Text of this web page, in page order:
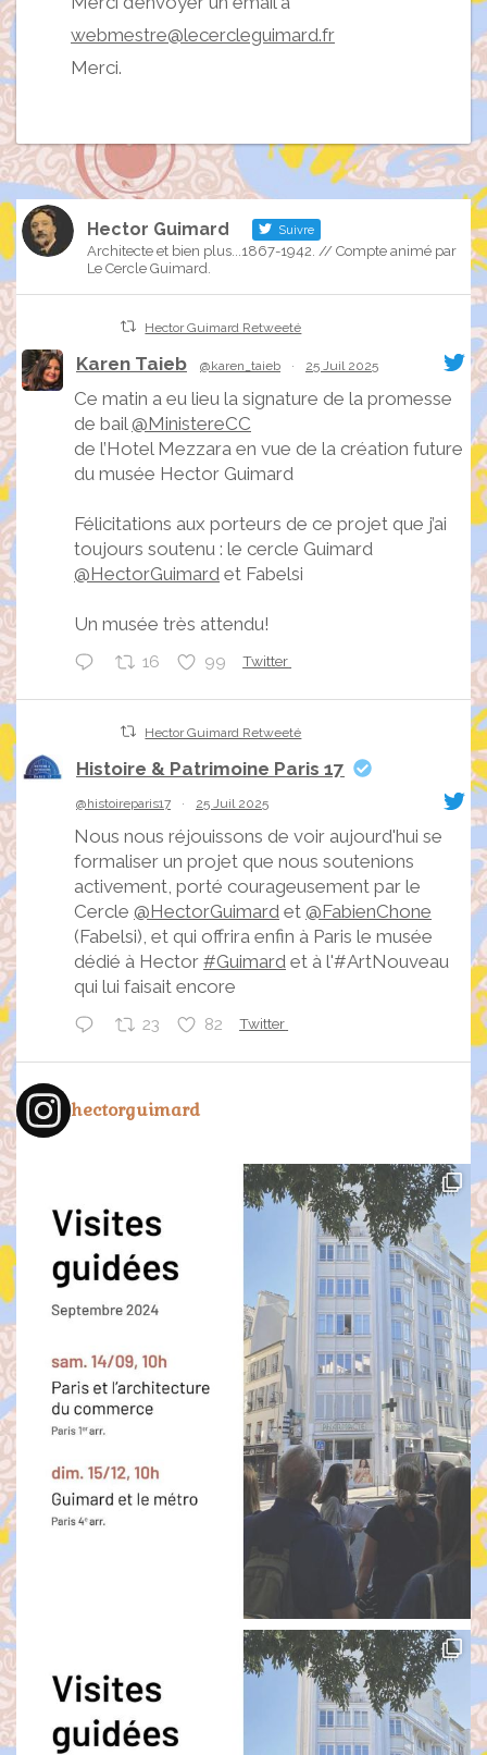
webmestre@lecercleguimard.fr
Merci.
Hector Guimard Suivre
Architecte et bien plus...1867-1942. // Compte animé par
Le Cercle Guimard.
Hector Guimard Retweeté
Karen Taieb @karen_taieb · 25 Juil 2025
Ce matin a eu lieu la signature de la promesse
de bail@MinistereCC
de l’Hotel Mezzara en vue de la création future
du musée Hector Guimard
Félicitations aux porteurs de ce projet que j’ai
toujours soutenu : le cercle Guimard
@HectorGuimard et Fabelsi
Un musée très attendu!
16 99 Twitter
Hector Guimard Retweeté
Histoire & Patrimoine Paris 17
@histoireparis17 · 25 Juil 2025
Nous nous réjouissons de voir aujourd'hui se
formaliser un projet que nous soutenions
activement, porté courageusement par le
Cercle @HectorGuimard et @FabienChone
(Fabelsi), et qui offrira enfin à Paris le musée
dédié à Hector #Guimard et à l'#ArtNouveau
qui lui faisait encore
23 82 Twitter
Hector Guimard
L’hôtel Mezzara deviendra
le musée Hector Guimard
à Paris
#MuséeGuimard
#HectorGuimard
#ArtNouveau
#Paris
1 Twitter
Hector Guimard Retweeté
Karen Taieb @karen_taieb 26 Juin 2025
Hector Guimard aura son musée!
Et ce sera à l’Hôtel Mezzara
que j’ai toujours soutenu et
qui a déployé une énergie incroyable,sans
jamais lâcher,pour que le représentant majeur
de l’Artnouveau en France ait son musée
17
hectorguimard